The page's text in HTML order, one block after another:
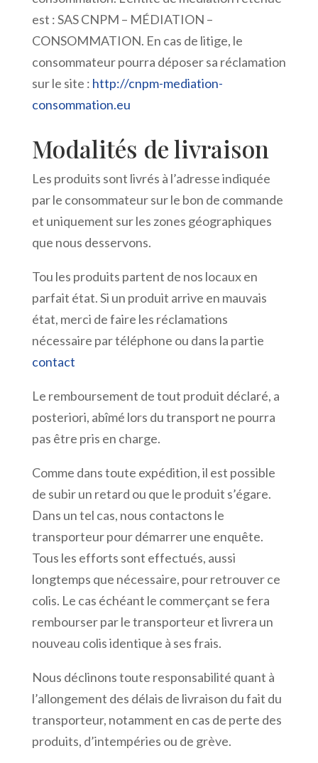
est : SAS CNPM – MÉDIATION –
CONSOMMATION. En cas de litige, le
consommateur pourra déposer sa réclamation
sur le site : http://cnpm-mediation-
consommation.eu
Modalités de livraison
Les produits sont livrés à l’adresse indiquée
par le consommateur sur le bon de commande
et uniquement sur les zones géographiques
que nous desservons.
Tou les produits partent de nos locaux en
parfait état. Si un produit arrive en mauvais
état, merci de faire les réclamations
nécessaire par téléphone ou dans la partie
contact
Le remboursement de tout produit déclaré, a
posteriori, abîmé lors du transport ne pourra
pas être pris en charge.
Comme dans toute expédition, il est possible
de subir un retard ou que le produit s’égare.
Dans un tel cas, nous contactons le
transporteur pour démarrer une enquête.
Tous les efforts sont effectués, aussi
longtemps que nécessaire, pour retrouver ce
colis. Le cas échéant le commerçant se fera
rembourser par le transporteur et livrera un
nouveau colis identique à ses frais.
Nous déclinons toute responsabilité quant à
l’allongement des délais de livraison du fait du
transporteur, notamment en cas de perte des
produits, d’intempéries ou de grève.